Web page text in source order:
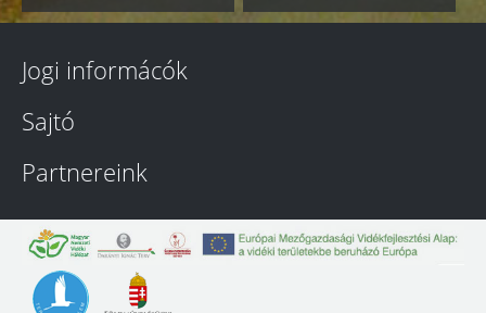
Jogi informácók
Sajtó
Partnereink